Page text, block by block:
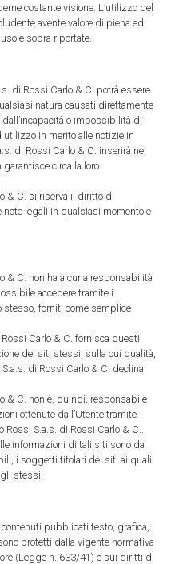
costante visione. L’utilizzo del
avente valore di piena ed
sopra riportate.
di Rossi Carlo & C. potrà essere
natura causati direttamente
o impossibilità di
in merito alle notizie in
di Rossi Carlo & C. inserirà nel
circa la loro
& C. si riserva il diritto di
legali in qualsiasi momento e
& C. non ha alcuna responsabilità
accedere tramite i
stesso, forniti come semplice
Carlo & C. fornisca questi
dei siti stessi, sulla cui qualità,
di Rossi Carlo & C. declina
& C. non è, quindi, responsabile
ottenute dall’Utente tramite
Rossi S.a.s. di Rossi Carlo & C..
informazioni di tali siti sono da
i soggetti titolari dei siti ai quali
stessi.
pubblicati testo, grafica, i
protetti dalla vigente normativa
(Legge n. 633/41) e sui diritti di